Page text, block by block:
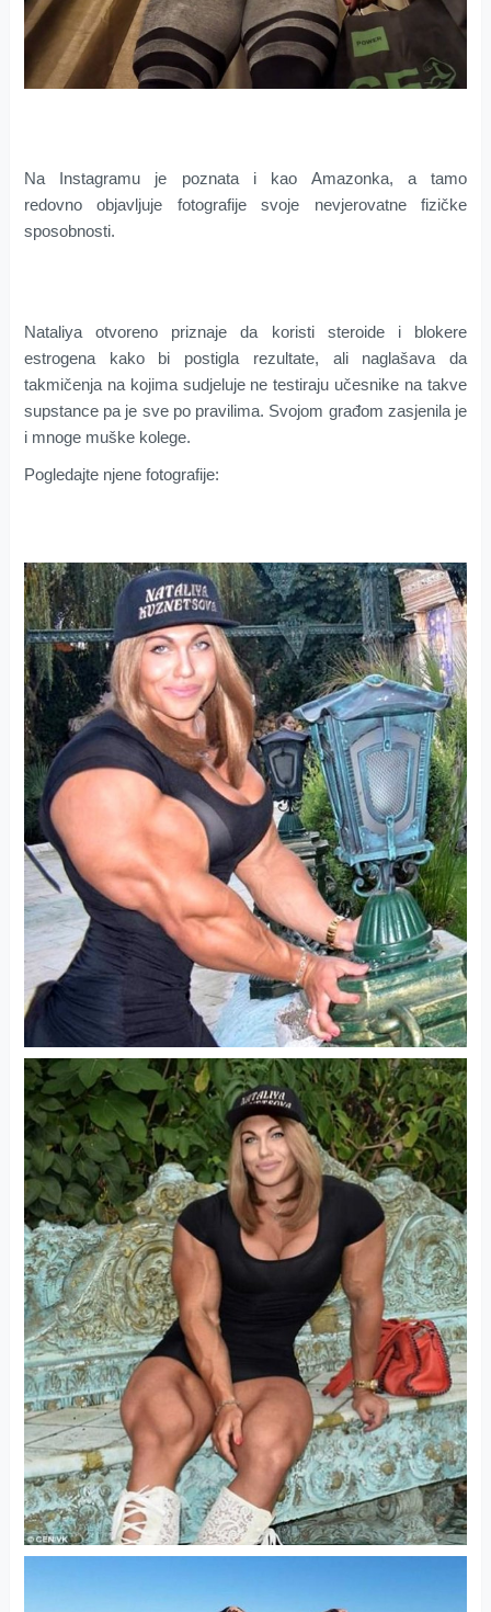
Na Instagramu je poznata i kao Amazonka, a tamo
redovno objavljuje fotografije svoje nevjerovatne fizičke
sposobnosti.
Nataliya otvoreno priznaje da koristi steroide i blokere
estrogena kako bi postigla rezultate, ali naglašava da
takmičenja na kojima sudjeluje ne testiraju učesnike na takve
supstance pa je sve po pravilima. Svojom građom zasjenila je
i mnoge muške kolege.
Pogledajte njene fotografije: